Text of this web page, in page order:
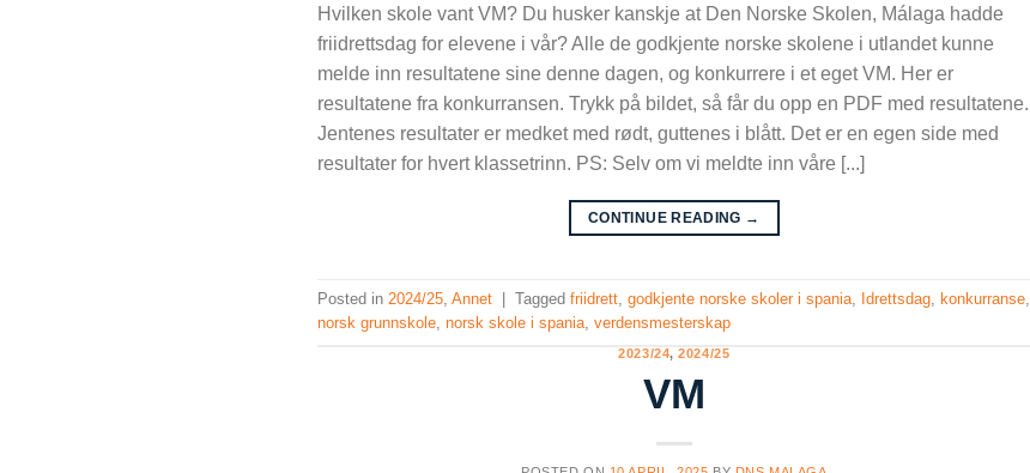
Hvilken skole vant VM? Du husker kanskje at Den Norske Skolen, Málaga hadde
friidrettsdag for elevene i vår? Alle de godkjente norske skolene i utlandet kunne
melde inn resultatene sine denne dagen, og konkurrere i et eget VM. Her er
resultatene fra konkurransen. Trykk på bildet, så får du opp en PDF med resultatene.
Jentenes resultater er medket med rødt, guttenes i blått. Det er en egen side med
resultater for hvert klassetrinn. PS: Selv om vi meldte inn våre [...]
CONTINUE READING →
Posted in2024/25,Annet Taggedfriidrett,godkjente norske skoler i spania, Idrettsdag, konkurranse,
norsk grunnskole,norsk skole i spania,verdensmesterskap
2023/24,2024/25
VM